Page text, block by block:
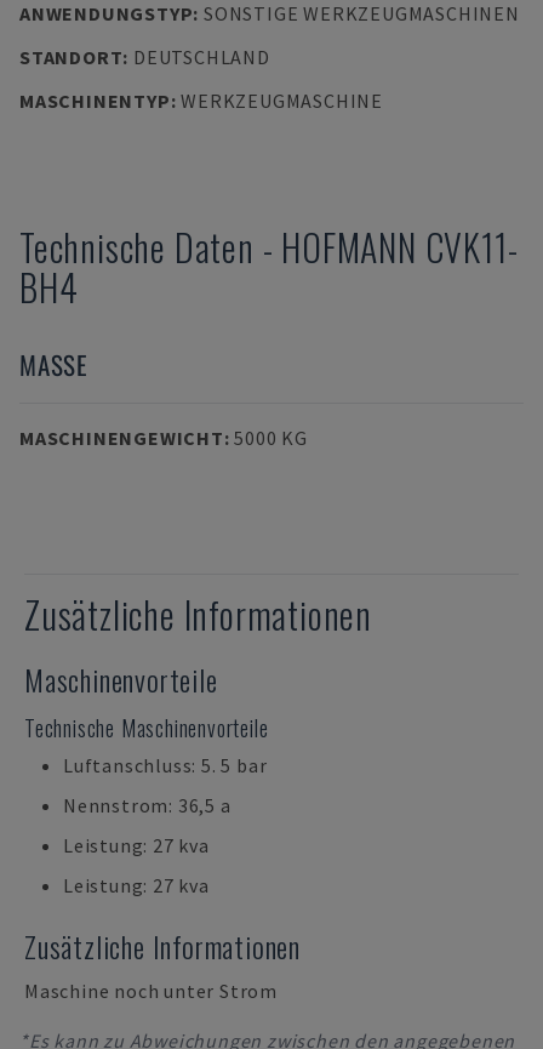
ANWENDUNGSTYP: SONSTIGE WERKZEUGMASCHINEN
STANDORT: DEUTSCHLAND
MASCHINENTYP:WERKZEUGMASCHINE
Technische Daten - HOFMANN CVK11-
BH4
MASSE
MASCHINENGEWICHT:5000 KG
Zusätzliche Informationen
Maschinenvorteile
Technische Maschinenvorteile
Luftanschluss: 5. 5 bar
Nennstrom: 36,5 a
Leistung: 27 kva
Leistung: 27 kva
Zusätzliche Informationen
Maschine noch unter Strom
*Es kann zu Abweichungen zwischen den angegebenen